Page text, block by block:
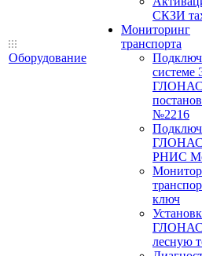
Оборудование
СКЗИ
Мониторинг
транспорта
системе
№2216
РНИС
ключ
лесную